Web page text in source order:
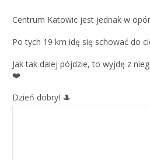
Centrum Katowic jest jednak w
Po tych 19 km idę się schować do
Jak tak dalej pójdzie, to wyjdę z
❤️
Dzień dobry! 🎩